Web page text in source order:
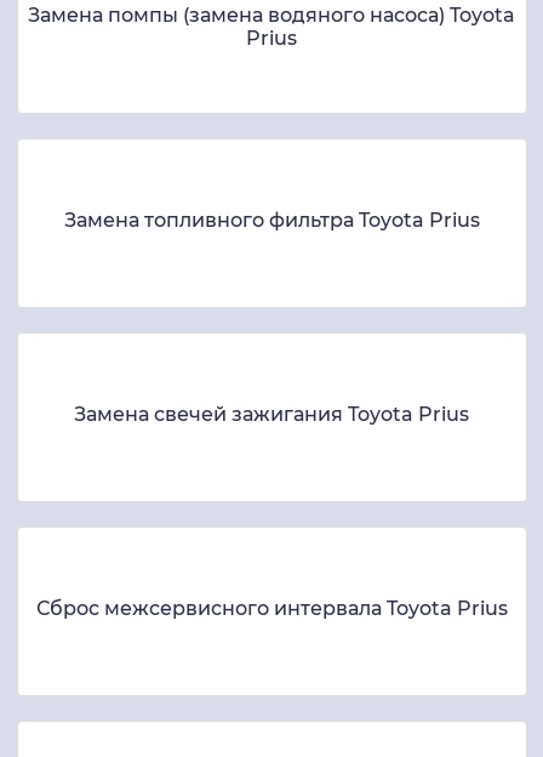
Замена помпы (замена водяного насоса) Toyota
Prius
Замена топливного фильтра Toyota Prius
Замена свечей зажигания Toyota Prius
Сброс межсервисного интервала Toyota Prius